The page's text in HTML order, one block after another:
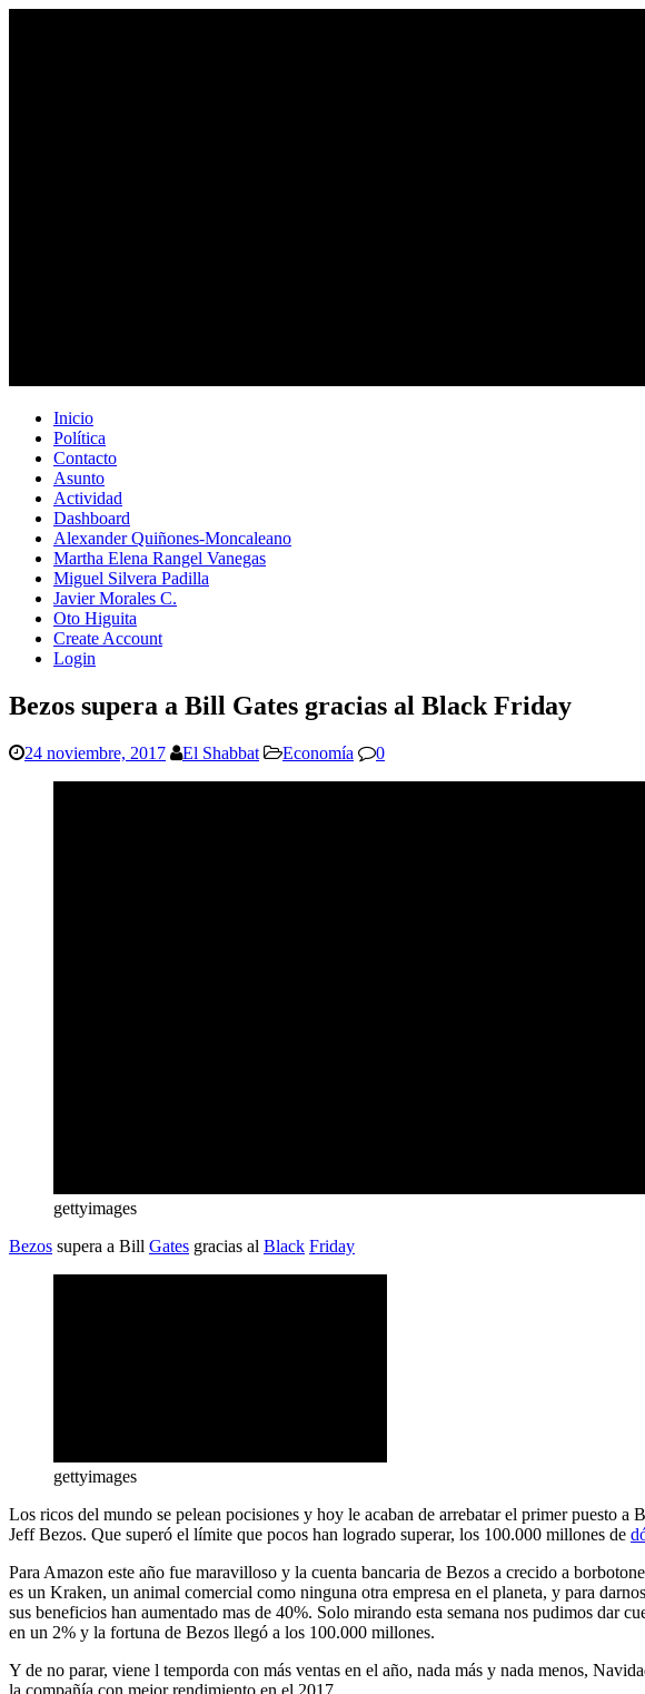
Inicio
Política
Contacto
Asunto
Actividad
Dashboard
Alexander Quiñones-Moncaleano
Martha Elena Rangel Vanegas
Miguel Silvera Padilla
Javier Morales C.
Oto Higuita
Create Account
Login
Bezos supera a Bill Gates gracias al Black Friday
24 noviembre, 2017 El Shabbat Economía 0
gettyimages
Bezos supera a Bill Gates gracias al Black Friday
gettyimages
Los ricos del mundo se pelean pocisiones y hoy le acaban de arrebatar el primer puesto
Jeff Bezos. Que superó el límite que pocos han logrado superar, los 100.000 millones de
Para Amazon este año fue maravilloso y la cuenta bancaria de Bezos a crecido a
es un Kraken, un animal comercial como ninguna otra empresa en el planeta, y para
sus beneficios han aumentado mas de 40%. Solo mirando esta semana nos pudimos dar
en un 2% y la fortuna de Bezos llegó a los 100.000 millones.
Y de no parar, viene l temporda con más ventas en el año, nada más y nada menos,
la compañía con mejor rendimiento en el 2017.